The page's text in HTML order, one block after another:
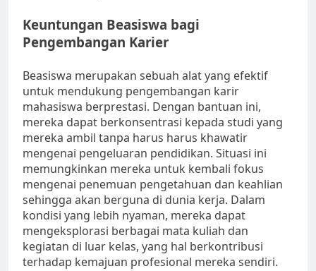
Keuntungan Beasiswa bagi
Pengembangan Karier
Beasiswa merupakan sebuah alat yang efektif
untuk mendukung pengembangan karir
mahasiswa berprestasi. Dengan bantuan ini,
mereka dapat berkonsentrasi kepada studi yang
mereka ambil tanpa harus harus khawatir
mengenai pengeluaran pendidikan. Situasi ini
memungkinkan mereka untuk kembali fokus
mengenai penemuan pengetahuan dan keahlian
sehingga akan berguna di dunia kerja. Dalam
kondisi yang lebih nyaman, mereka dapat
mengeksplorasi berbagai mata kuliah dan
kegiatan di luar kelas, yang hal berkontribusi
terhadap kemajuan profesional mereka sendiri.